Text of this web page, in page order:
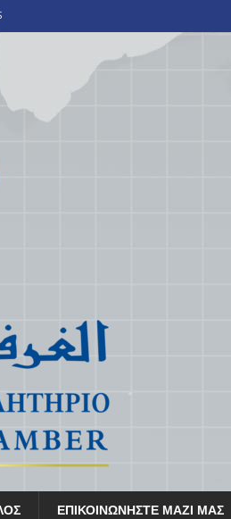
ΕΠΙΚΟΙΝΩΝΗΣΤΕ ΜΑΖΙ ΜΑΣ